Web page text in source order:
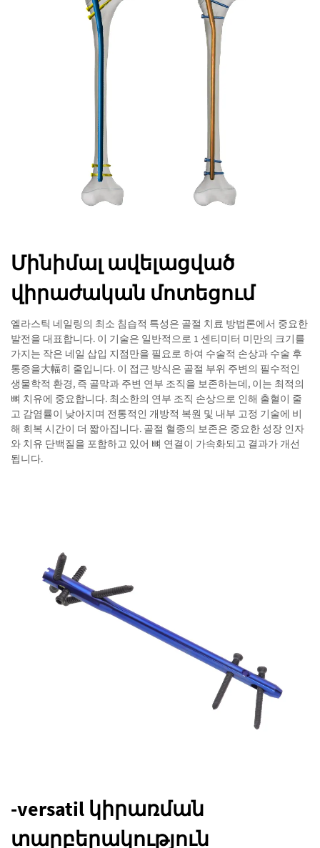
Մինիմալ ավելացված
վիրաժական մոտեցում
엘라스틱 네일링의 최소 침습적 특성은 골절 치료 방법론에서 중요한
발전을 대표합니다. 이 기술은 일반적으로 1 센티미터 미만의 크기를
가지는 작은 네일 삽입 지점만을 필요로 하여 수술적 손상과 수술 후
통증을大幅히 줄입니다. 이 접근 방식은 골절 부위 주변의 필수적인
생물학적 환경, 즉 골막과 주변 연부 조직을 보존하는데, 이는 최적의
뼈 치유에 중요합니다. 최소한의 연부 조직 손상으로 인해 출혈이 줄
고 감염률이 낮아지며 전통적인 개방적 복원 및 내부 고정 기술에 비
해 회복 시간이 더 짧아집니다. 골절 혈종의 보존은 중요한 성장 인자
와 치유 단백질을 포함하고 있어 뼈 연결이 가속화되고 결과가 개선
됩니다.
-versatil կիրառման
տարբերակություն